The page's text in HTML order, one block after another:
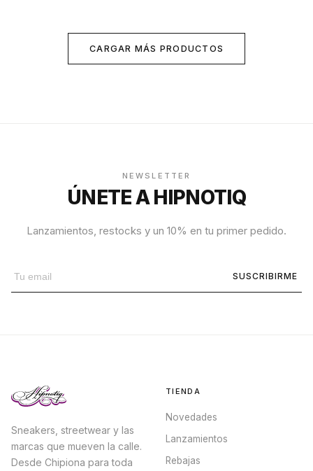
CARGAR MÁS PRODUCTOS
NEWSLETTER
ÚNETE A HIPNOTIQ
Lanzamientos, restocks y un 10% en tu primer pedido.
SUSCRIBIRME
Sneakers, streetwear y las
marcas que mueven la calle.
Desde Chipiona para toda
TIENDA
Novedades
Lanzamientos
Rebajas